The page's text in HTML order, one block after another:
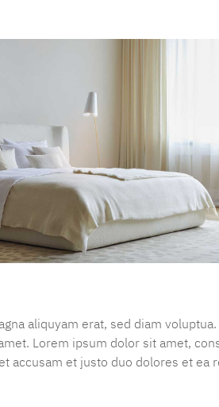
aliquyam erat, sed diam
Lorem ipsum dolor sit amet,
accusam et justo duo dolores et ea